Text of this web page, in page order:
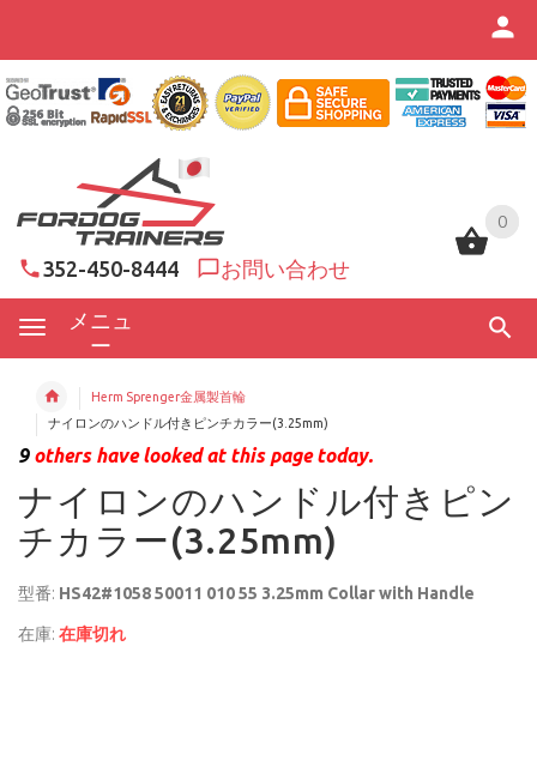
0
352-450-8444 お問い合わせ
メニュ
ー
0
Herm Sprenger金属製首輪
ナイロンのハンドル付きピンチカラー(3.25mm)
9others have looked at this page today.
ナイロンのハンドル付きピン
チカラー(3.25mm)
型番: HS42#1058 50011 010 55 3.25mm Collar with Handle
在庫: 在庫切れ